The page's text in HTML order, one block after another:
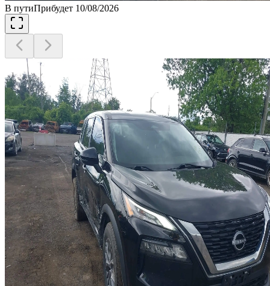
В путиПрибудет 10/08/2026